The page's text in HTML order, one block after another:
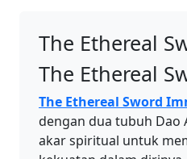
The Ethereal
The Ethereal
The Ethereal Sword
dengan dua tubuh Dao
akar spiritual untuk